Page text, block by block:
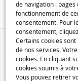
de navigation : pages
fonctionnement de
consentement. Pour
consentement,
Certains cookies
de nos services.
cookies. En cliquant
cookies soumis à
Vous pouvez retirer